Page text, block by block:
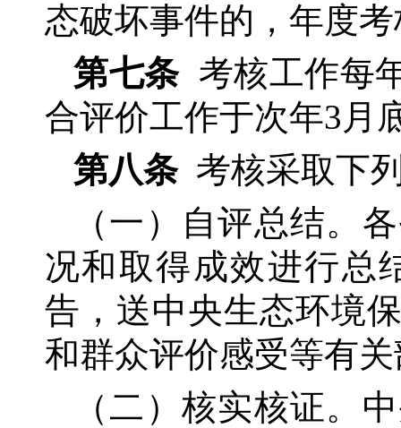
态破坏事件的，年度
第七条 考核工作每
合评价工作于次年3月
第八条 考核采取下
（一）自评总结。
况和取得成效进行总
告，送中央生态环境
和群众评价感受等有
（二）核实核证。